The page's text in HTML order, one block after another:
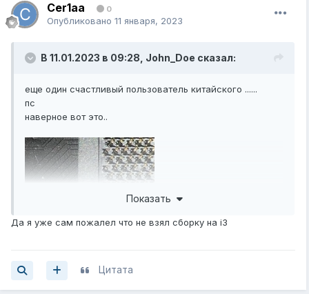
Cer1aa 0
Опубликовано 11 января, 2023
В 11.01.2023 в 09:28, John_Doe сказал:
еще один счастливый пользователь китайского ......
пс
наверное вот это..
------------
Показать
Да я уже сам пожалел что не взял сборку на i3
Цитата